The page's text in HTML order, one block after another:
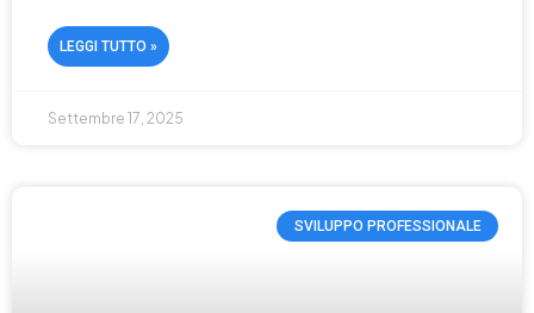
LEGGI TUTTO »
Settembre 17, 2025
SVILUPPO PROFESSIONALE